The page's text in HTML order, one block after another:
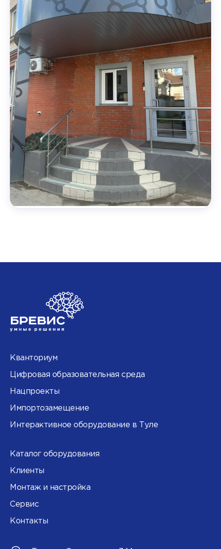
Кванториум
Цифровая образовательная среда
Нацпроекты
Импортозамещение
Интерактивное оборудование в Туле
Каталог оборудования
Клиенты
Монтаж и настройка
Сервис
Контакты